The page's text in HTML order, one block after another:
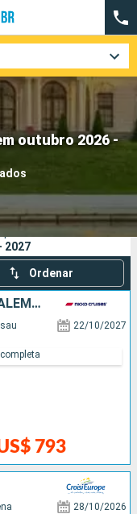
outubro 2026 -
2027
Ordenar
AUSTRIA, HUNGRIA, ESLOVÁQUIA, ALEMANHA
22/10/2027
793
28/10/2026